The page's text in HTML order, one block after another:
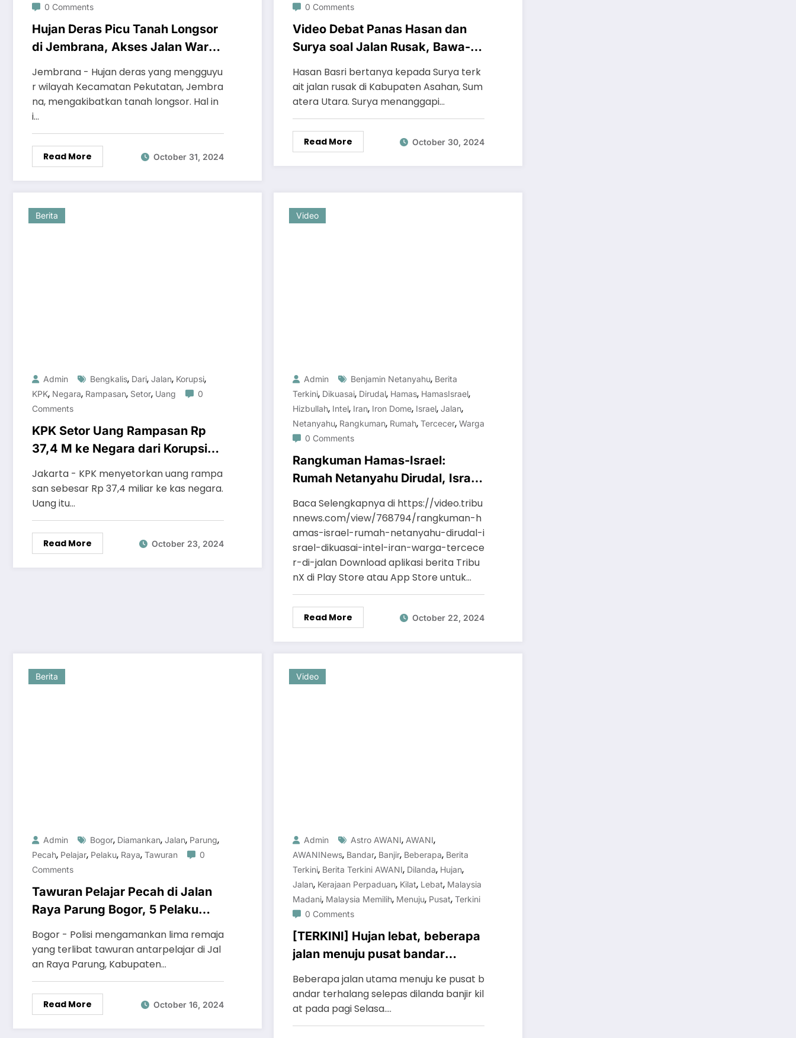
0 Comments
Hujan Deras Picu Tanah Longsor
di Jembrana, Akses Jalan Warga
Terputus
Jembrana - Hujan deras yang mengguyu
r wilayah Kecamatan Pekutatan, Jembra
na, mengakibatkan tanah longsor. Hal in
i…
Read More October 31, 2024
0 Comments
Video Debat Panas Hasan dan
Surya soal Jalan Rusak, Bawa-
bawa Gubernur!
Hasan Basri bertanya kepada Surya terk
ait jalan rusak di Kabupaten Asahan, Sum
atera Utara. Surya menanggapi…
Read More October 30, 2024
Berita
Admin Bengkalis, Dari, Jalan, Korupsi,
KPK, Negara, Rampasan, Setor, Uang
0
Comments
KPK Setor Uang Rampasan Rp
37,4 M ke Negara dari Korupsi
Jalan di Bengkalis
Jakarta - KPK menyetorkan uang rampa
san sebesar Rp 37,4 miliar ke kas negara.
Uang itu…
Read More October 23, 2024
Video
Admin Benjamin Netanyahu, Berita
Terkini, Dikuasai, Dirudal, Hamas, HamasIsrael,
Hizbullah, Intel, Iran, Iron Dome, Israel, Jalan,
Netanyahu, Rangkuman, Rumah, Tercecer, Warga
0 Comments
Rangkuman Hamas-Israel:
Rumah Netanyahu Dirudal, Israel
Dikuasai Intel Iran, Warga
Tercecer di Jalan
Baca Selengkapnya di https://video.tribu
nnews.com/view/768794/rangkuman-h
amas-israel-rumah-netanyahu-dirudal-i
srael-dikuasai-intel-iran-warga-tercece
r-di-jalan Download aplikasi berita Tribu
nX di Play Store atau App Store untuk…
Read More October 22, 2024
Berita
Admin Bogor, Diamankan, Jalan, Parung,
Pecah, Pelajar, Pelaku, Raya, Tawuran
0
Comments
Tawuran Pelajar Pecah di Jalan
Raya Parung Bogor, 5 Pelaku
Diamankan
Bogor - Polisi mengamankan lima remaja
yang terlibat tawuran antarpelajar di Jal
an Raya Parung, Kabupaten…
Read More October 16, 2024
Video
Admin Astro AWANI, AWANI,
AWANINews, Bandar, Banjir, Beberapa, Berita
Terkini, Berita Terkini AWANI, Dilanda, Hujan,
Jalan, Kerajaan Perpaduan, Kilat, Lebat, Malaysia
Madani, Malaysia Memilih, Menuju, Pusat, Terkini
0 Comments
[TERKINI] Hujan lebat, beberapa
jalan menuju pusat bandar
dilanda banjir kilat
Beberapa jalan utama menuju ke pusat b
andar terhalang selepas dilanda banjir kil
at pada pagi Selasa.…